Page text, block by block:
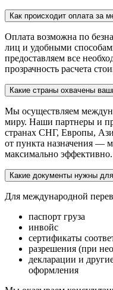
Как происходит оплата за
Оплата возможна по
лиц и удобными
предоставляем все
прозрачность расчета
Какие страны охвачены
Мы осуществляем
миру. Наши партнеры и
странах СНГ, Европы,
от пункта назначения —
максимально эффективно.
Какие документы нужны
Для международной
паспорт груза
инвойс
сертификаты
разрешения (при
декларации и
оформления